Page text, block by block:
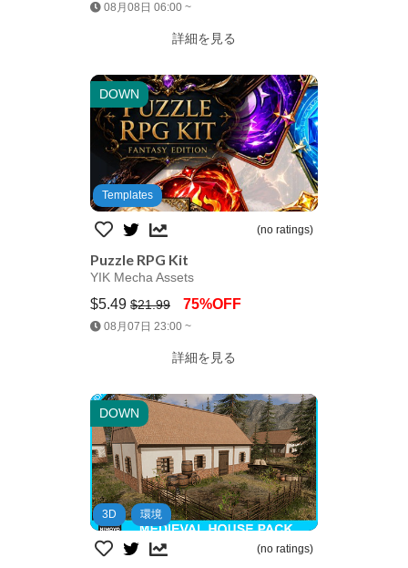
08月08日 06:00 ~
詳細を見る
DOWN
Jump AssetStore
Templates
(no ratings)
Puzzle RPG Kit
YIK Mecha Assets
$5.49 $21.99 75%OFF
08月07日 23:00 ~
詳細を見る
DOWN
Jump AssetStore
3D 環境
(no ratings)